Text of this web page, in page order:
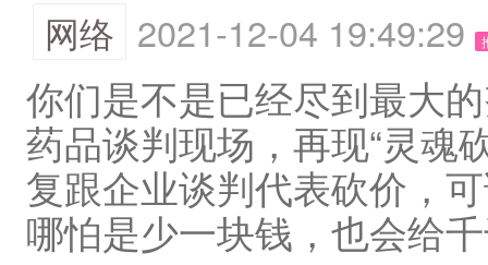
网络 2021-12-04 19:49:29
你们是不是已经尽到最大
药品谈判现场，再现“灵魂
复跟企业谈判代表砍价，
哪怕是少一块钱，也会给